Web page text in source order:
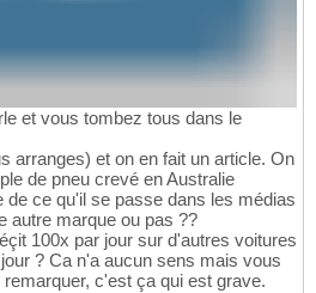
et vous tombez tous dans le
arranges) et on en fait un article. On
de pneu crevé en Australie
ce qu'il se passe dans les médias
autre marque ou pas ??
100x par jour sur d'autres voitures
? Ca n'a aucun sens mais vous
c'est ça qui est grave.